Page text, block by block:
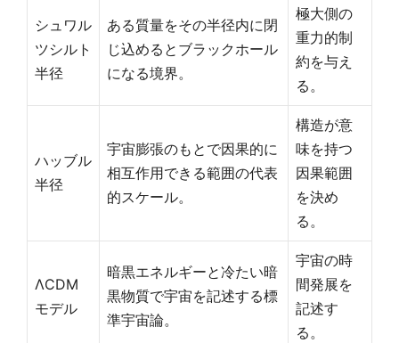
シュワル
ツシルト
半径
ある質量をその半径内に閉
じ込めるとブラックホール
になる境界。
極大側の
重力的制
約を与え
る。
ハッブル
半径
宇宙膨張のもとで因果的に
相互作用できる範囲の代表
的スケール。
構造が意
味を持つ
因果範囲
を決め
る。
ΛCDM
モデル
暗黒エネルギーと冷たい暗
黒物質で宇宙を記述する標
準宇宙論。
宇宙の時
間発展を
記述す
る。